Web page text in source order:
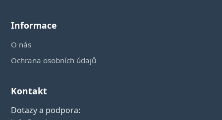
Informace
O nás
Ochrana osobních údajů
Kontakt
Dotazy a podpora: